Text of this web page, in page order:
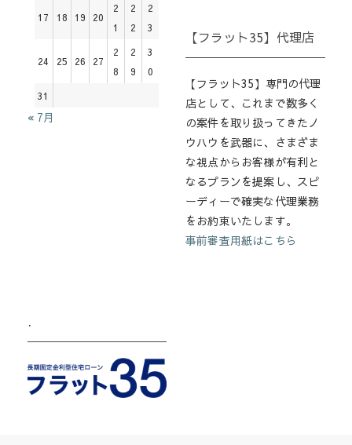
17 18 19 20
2
1
2
2
2
3
24 25 26 27
2
8
2
9
3
0
31
« 7月
【フラット35】代理店
【フラット35】専門の代理
店として、これまで数多く
の案件を取り扱ってきたノ
ウハウを武器に、さまざま
な視点からお客様が有利と
なるプランを提案し、スピ
ーディーで確実な代理業務
をお約束いたします。
事前審査用紙はこちら
.